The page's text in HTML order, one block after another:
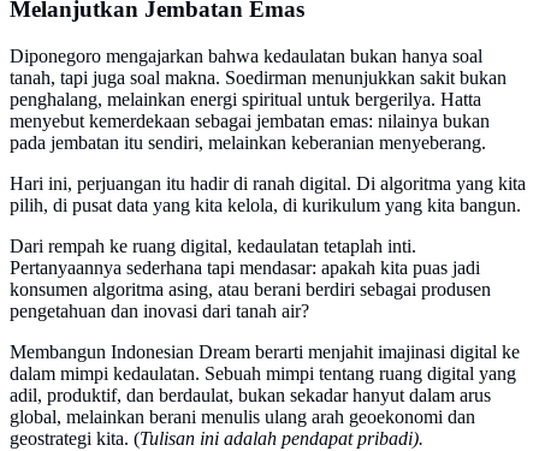
Melanjutkan Jembatan Emas
Diponegoro mengajarkan bahwa kedaulatan bukan hanya soal
tanah, tapi juga soal makna. Soedirman menunjukkan sakit bukan
penghalang, melainkan energi spiritual untuk bergerilya. Hatta
menyebut kemerdekaan sebagai jembatan emas: nilainya bukan
pada jembatan itu sendiri, melainkan keberanian menyeberang.
Hari ini, perjuangan itu hadir di ranah digital. Di algoritma yang kita
pilih, di pusat data yang kita kelola, di kurikulum yang kita bangun.
Dari rempah ke ruang digital, kedaulatan tetaplah inti.
Pertanyaannya sederhana tapi mendasar: apakah kita puas jadi
konsumen algoritma asing, atau berani berdiri sebagai produsen
pengetahuan dan inovasi dari tanah air?
Membangun Indonesian Dream berarti menjahit imajinasi digital ke
dalam mimpi kedaulatan. Sebuah mimpi tentang ruang digital yang
adil, produktif, dan berdaulat, bukan sekadar hanyut dalam arus
global, melainkan berani menulis ulang arah geoekonomi dan
geostrategi kita. (Tulisan ini adalah pendapat pribadi).